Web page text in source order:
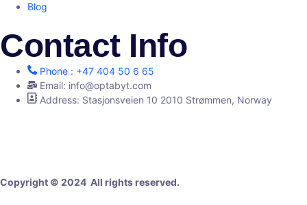
Blog
Contact Info
Phone : +47 404 50 6 65
Email: info@optabyt.com
Address: Stasjonsveien 10 2010 Strømmen, Norway
Copyright © 2024 All rights reserved.